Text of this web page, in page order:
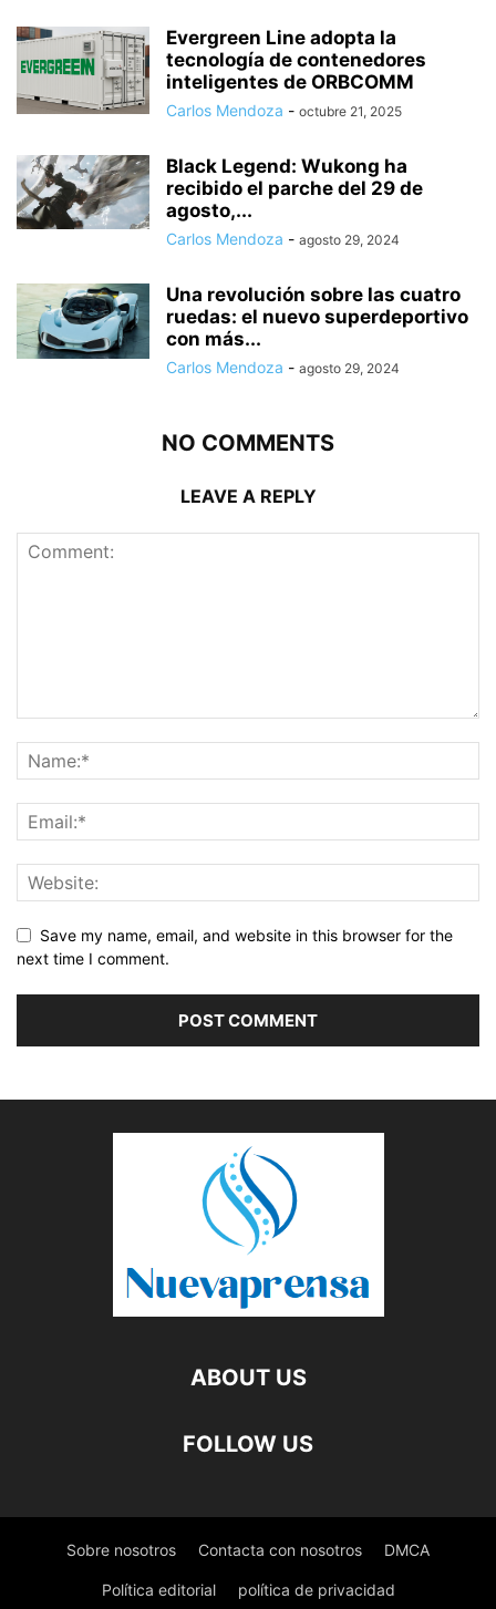
Evergreen Line adopta la
tecnología de contenedores
inteligentes de ORBCOMM
Carlos Mendoza - octubre 21, 2025
Black Legend: Wukong ha
recibido el parche del 29 de
agosto,...
Carlos Mendoza - agosto 29, 2024
Una revolución sobre las cuatro
ruedas: el nuevo superdeportivo
con más...
Carlos Mendoza - agosto 29, 2024
NO COMMENTS
LEAVE A REPLY
Save my name, email, and website in this browser for the
next time I comment.
ABOUT US
FOLLOW US
Sobre nosotros Contacta con nosotros DMCA
Política editorial política de privacidad